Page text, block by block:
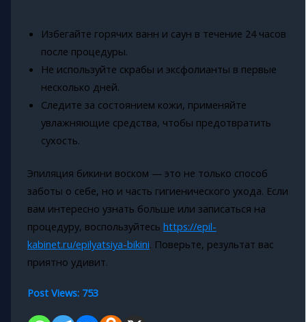
Избегайте горячих ванн и саун в течение 24 часов
после процедуры.
Не используйте скрабы и эксфолианты в первые
несколько дней.
Следите за состоянием кожи, применяйте
увлажняющие средства, чтобы предотвратить
сухость.
Эпиляция бикини воском — это не только способ
заботы о себе, но и часть гигиенического ухода. Если
вам интересно узнать больше или записаться на
процедуру, воспользуйтесь https://epil-
kabinet.ru/epilyatsiya-bikini. Поверьте, результат вас
приятно удивит.
Post Views: 753